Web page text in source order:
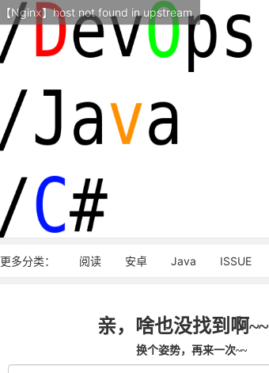
站点随时调整中，如果不能访问，请稍等片刻
反对日本核废水排海
【Nginx】host not found in upstream
更多分类： 阅读 安卓 Java ISSUE
亲，啥也没找到啊~~
换个姿势，再来一次~~